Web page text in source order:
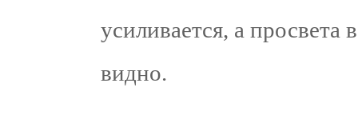
усиливается, а просвета
видно.